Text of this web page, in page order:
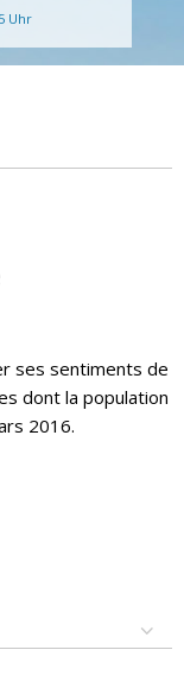
Uhr
ses sentiments de
dont la population
2016.